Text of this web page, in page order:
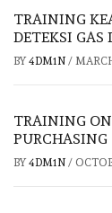
TRAINING
DETEKSI GAS
BY 4DM1N /
TRAINING
PURCHASING
BY 4DM1N /